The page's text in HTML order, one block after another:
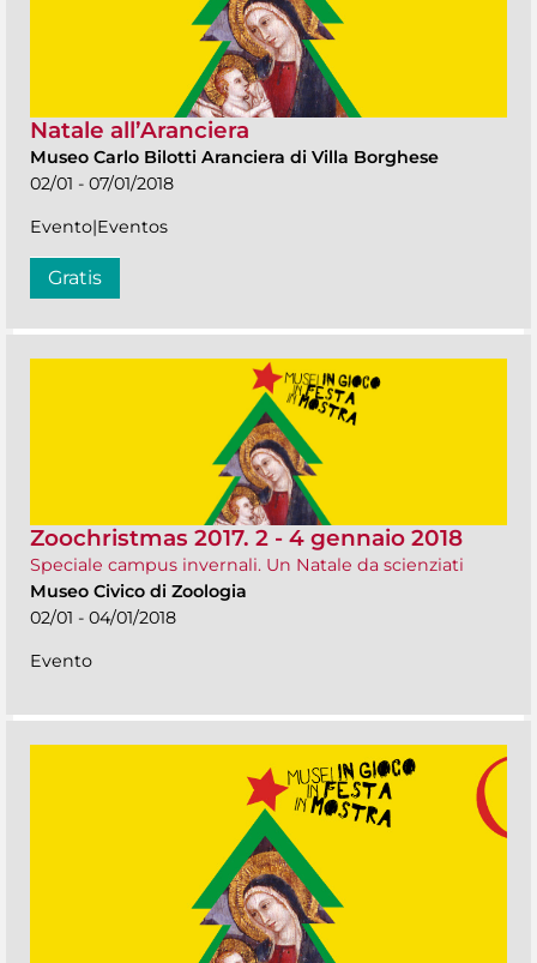
Natale all’Aranciera
Museo Carlo Bilotti Aranciera di Villa Borghese
02/01 - 07/01/2018
Evento|Eventos
Gratis
Zoochristmas 2017. 2 - 4 gennaio 2018
Speciale campus invernali. Un Natale da scienziati
Museo Civico di Zoologia
02/01 - 04/01/2018
Evento